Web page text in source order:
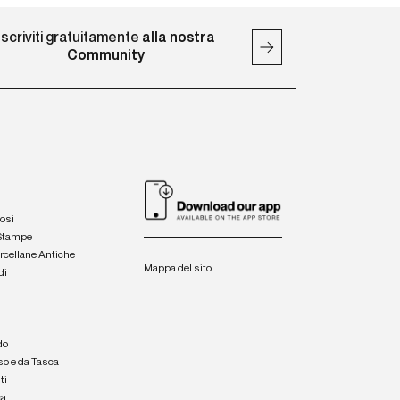
Iscriviti gratuitamente alla nostra
Community
Antiche
e da Tasca
Mappa del sito